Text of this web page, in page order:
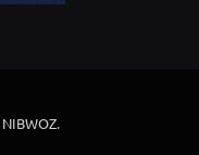
NIBWOZ.